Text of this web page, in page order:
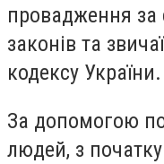
провадження
законів та
кодексу України.
За допомогою
людей, з початку